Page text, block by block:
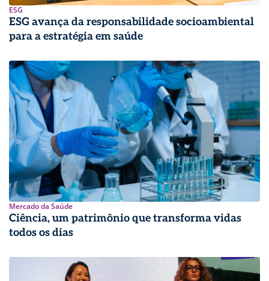
ESG
ESG avança da responsabilidade socioambiental
para a estratégia em saúde
Mercado da Saúde
Ciência, um patrimônio que transforma vidas
todos os dias